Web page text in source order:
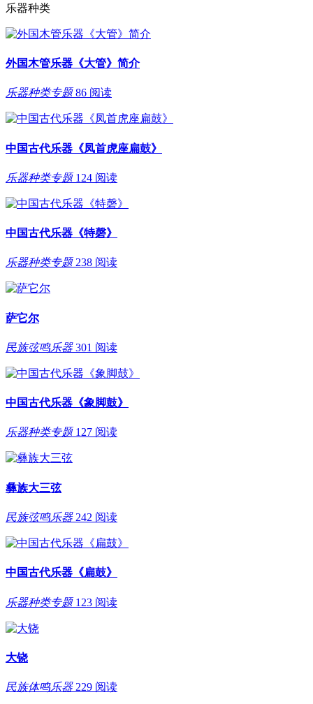
乐器种类
外国木管乐器《大管》简介
乐器种类专题 86 阅读
中国古代乐器《凤首虎座扁鼓》
乐器种类专题 124 阅读
中国古代乐器《特磬》
乐器种类专题 238 阅读
萨它尔
民族弦鸣乐器 301 阅读
中国古代乐器《象脚鼓》
乐器种类专题 127 阅读
彝族大三弦
民族弦鸣乐器 242 阅读
中国古代乐器《扁鼓》
乐器种类专题 123 阅读
大铙
民族体鸣乐器 229 阅读